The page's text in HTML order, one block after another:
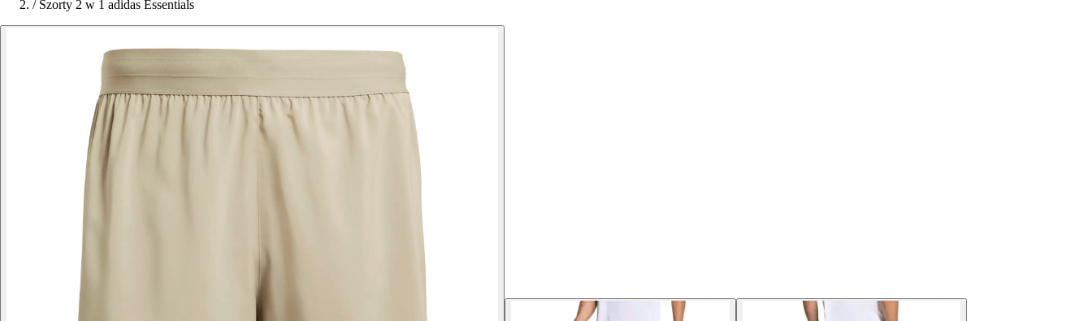
/ Szorty 2 w 1 adidas Essentials